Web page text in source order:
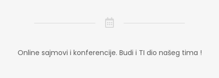
Online sajmovi i konferencije. Budi i TI dio našeg tima !